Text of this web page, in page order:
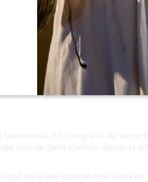
Créneaux de Saint-Émilion.
iglesia monolítica.
del pueblo en el siglo VIII hasta
descubra la rica historia
o calle empinada, claustro,
tanto que decir.
bienvenida. En compañía del
vino de Saint-Émilion, desde la
en la que catarán tres vinos de